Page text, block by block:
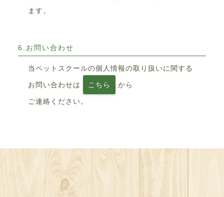
ます。
6.お問い合わせ
当ペットスクールの個人情報の取り扱いに関する
お問い合わせは こちら から
ご連絡ください。